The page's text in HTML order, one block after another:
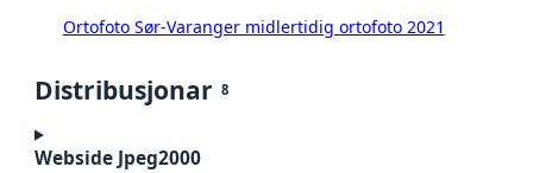
Ortofoto Sør-Varanger midlertidig ortofoto 2021
Distribusjonar 8
Webside Jpeg2000